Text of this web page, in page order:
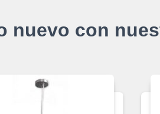
nuevo con